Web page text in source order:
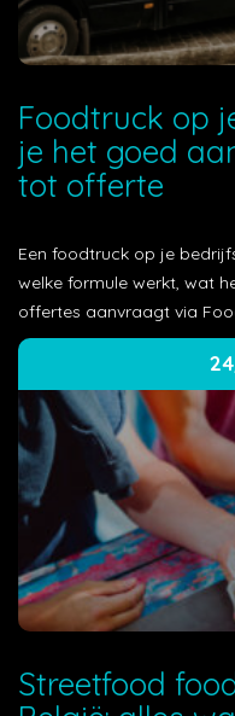
Foodtruck op
je het goed
tot offerte
Een foodtruck op je
welke formule werkt, wat
offertes aanvraagt via
Streetfood